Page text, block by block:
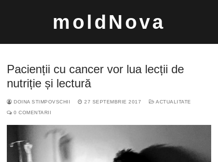
moldNova
Pacienții cu cancer vor lua lecții de
nutriție și lectură
DOINA STIMPOVSCHII 27 SEPTEMBRIE 2017
ACTUALITATE
0 COMENTARII